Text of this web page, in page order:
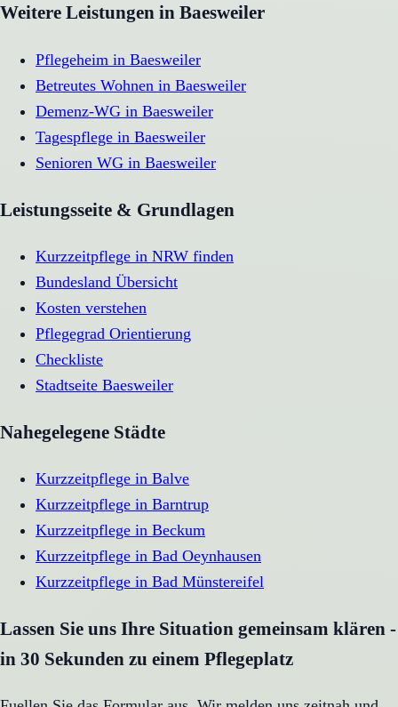
Weitere Leistungen in Baesweiler
Pflegeheim in Baesweiler
Betreutes Wohnen in Baesweiler
Demenz-WG in Baesweiler
Tagespflege in Baesweiler
Senioren WG in Baesweiler
Leistungsseite & Grundlagen
Kurzzeitpflege in NRW finden
Bundesland Übersicht
Kosten verstehen
Pflegegrad Orientierung
Checkliste
Stadtseite Baesweiler
Nahegelegene Städte
Kurzzeitpflege in Balve
Kurzzeitpflege in Barntrup
Kurzzeitpflege in Beckum
Kurzzeitpflege in Bad Oeynhausen
Kurzzeitpflege in Bad Münstereifel
Lassen Sie uns Ihre Situation gemeinsam klären -
in 30 Sekunden zu einem Pflegeplatz